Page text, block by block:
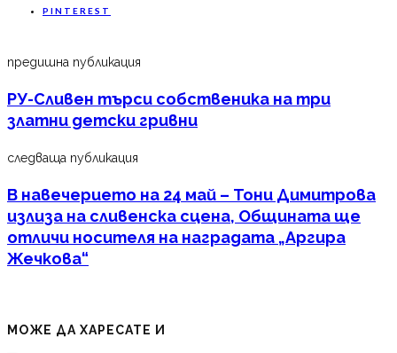
PINTEREST
предишна публикация
РУ-Сливен търси собственика на три
златни детски гривни
следваща публикация
В навечерието на 24 май – Тони Димитрова
излиза на сливенска сцена, Общината ще
отличи носителя на наградата „Аргира
Жечкова“
МОЖЕ ДА ХАРЕСАТЕ И